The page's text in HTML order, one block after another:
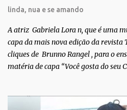
linda, nua e se amando
A atriz Gabriela Lora n, que é uma
capa da mais nova edição da revista
cliques de Brunno Rangel , para o
matéria de capa “Você gosta do seu
convidarem para esse projeto